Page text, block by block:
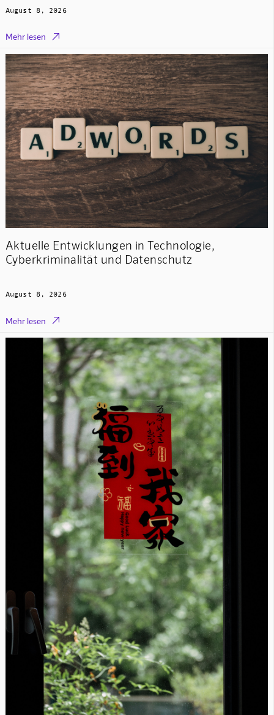
August 8, 2026
Mehr lesen 
Aktuelle Entwicklungen in Technologie,
Cyberkriminalität und Datenschutz
August 8, 2026
Mehr lesen 